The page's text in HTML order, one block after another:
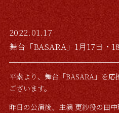
Cast/
Tickets/
2022.01.17
舞台「BASARA」1月17日・
平素より、舞台「BASARA」を
ございます。
昨日の公演後、主演 更紗役の田